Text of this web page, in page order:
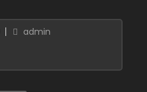
admin